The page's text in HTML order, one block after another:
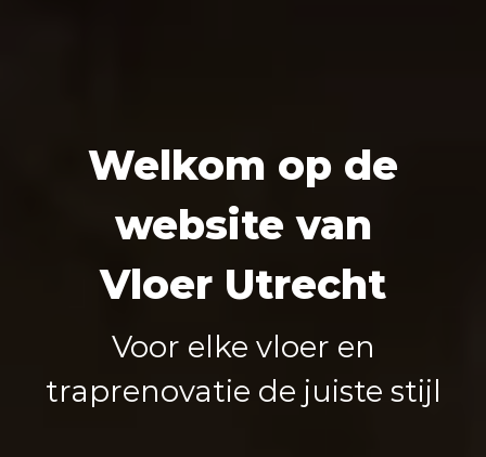
Voor elke vloer en
traprenovatie de juiste stijl